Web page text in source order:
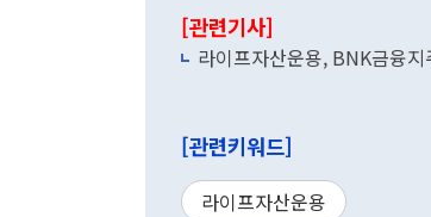
[관련기사]
라이프자산운용, BNK금융
[관련키워드]
라이프자산운용